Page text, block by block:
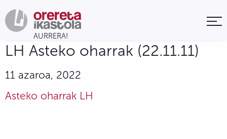
LH Asteko oharrak (22.11.11)
11 azaroa, 2022
Asteko oharrak LH